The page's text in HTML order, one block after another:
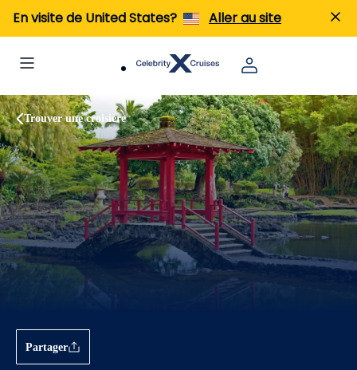
En visite de United States? Aller au site
Trouver une croisière
Partager